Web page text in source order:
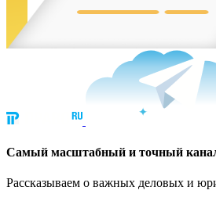
Cамый масштабный и точный
Рассказываем о важных деловых и